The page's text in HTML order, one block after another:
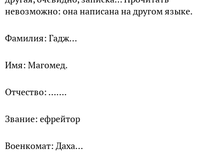
невозможно: она написана на другом языке.
Фамилия: Гадж…
Имя: Магомед.
Отчество: …….
Звание: ефрейтор
Военкомат: Даха…